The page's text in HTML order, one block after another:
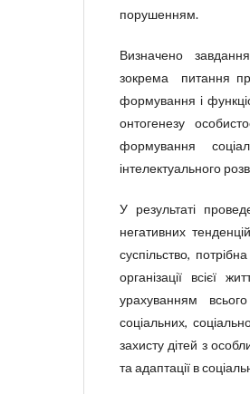
порушенням.
Визначено
зокрема питання
формування і
онтогенезу
формування
інтелектуального
У результаті
негативних
суспільство,
організації всієї
урахуванням
соціальних,
захисту дітей з
та адаптації в